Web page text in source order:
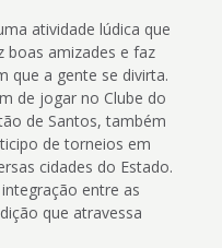
atividade lúdica que
boas amizades e faz
que a gente se divirta.
de jogar no Clube do
de Santos, também
de torneios em
cidades do Estado.
entre as
que atravessa